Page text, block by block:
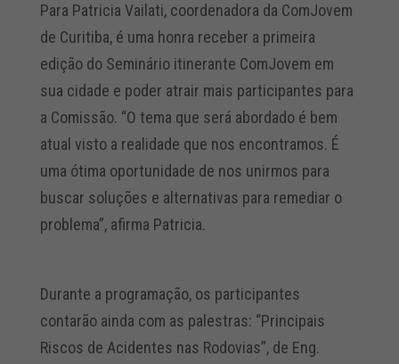
Para Patricia Vailati, coordenadora da ComJovem
de Curitiba, é uma honra receber a primeira
edição do Seminário itinerante ComJovem em
sua cidade e poder atrair mais participantes para
a Comissão. “O tema que será abordado é bem
atual visto a realidade que nos encontramos. É
uma ótima oportunidade de nos unirmos para
buscar soluções e alternativas para remediar o
problema”, afirma Patricia.
Durante a programação, os participantes
contarão ainda com as palestras: “Principais
Riscos de Acidentes nas Rodovias”, de Eng.